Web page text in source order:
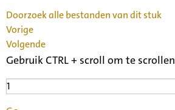
Doorzoek alle bestanden van dit stuk
Vorige
Volgende
Gebruik CTRL + scroll om te scrollen